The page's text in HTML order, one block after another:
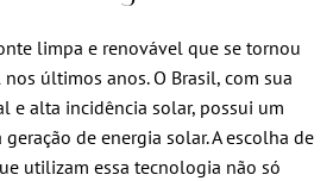
limpa e renovável que se tornou
últimos anos. O Brasil, com sua
e alta incidência solar, possui um
de energia solar. A escolha de
utilizam essa tecnologia não só